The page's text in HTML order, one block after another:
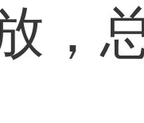
，